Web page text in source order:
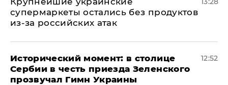
супермаркеты остались без продуктов
из-за российских атак
Исторический момент: в столице
Сербии в честь приезда Зеленского
прозвучал Гимн Украины
12:52